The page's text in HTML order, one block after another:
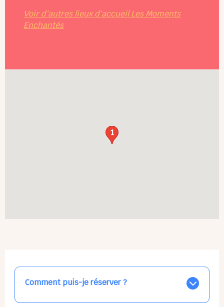
Voir d'autres lieux d'accueil Les Moments
Enchantés
1
Comment puis-je réserver ?
Nos places libres au quotidien sont affichées jour par